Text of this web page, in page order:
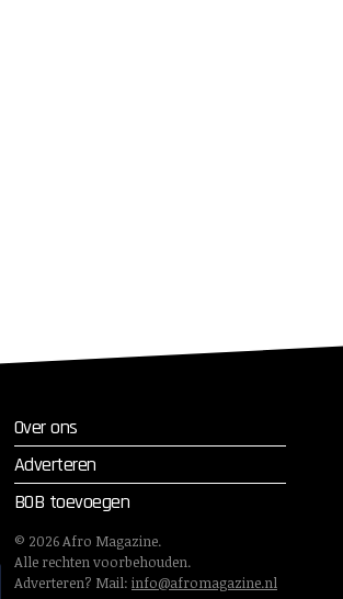
Over ons
Adverteren
BOB toevoegen
© 2026Afro Magazine.
Alle rechten voorbehouden.
Adverteren? Mail: info@afromagazine.nl